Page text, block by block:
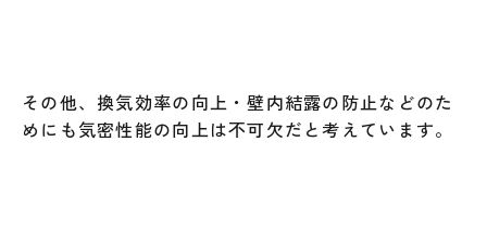
その他、換気効率の向上・壁内結露の防止などのた
めにも気密性能の向上は不可欠だと考えています。